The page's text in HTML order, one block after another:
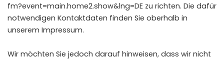
fm?event=main.home2.show&lng=DE zu richten. Die dafür
notwendigen Kontaktdaten finden Sie oberhalb in
unserem Impressum.
Wir möchten Sie jedoch darauf hinweisen, dass wir nicht